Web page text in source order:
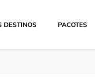
DESTINOS PACOTES